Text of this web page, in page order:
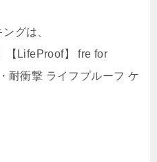
グは、
【LifeProof】 fre for
耐衝撃 ライフプルーフ ケ